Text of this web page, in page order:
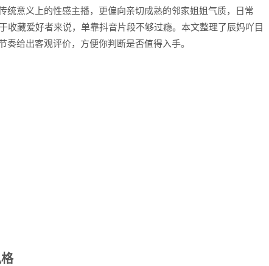
统意义上的性感主播，更偏向亲切成熟的邻家姐姐气质，日常
收藏爱好者来说，单靠抖音片段不够过瘾。本文整理了辰妈吖目
给出客观评价，方便你判断是否值得入手。